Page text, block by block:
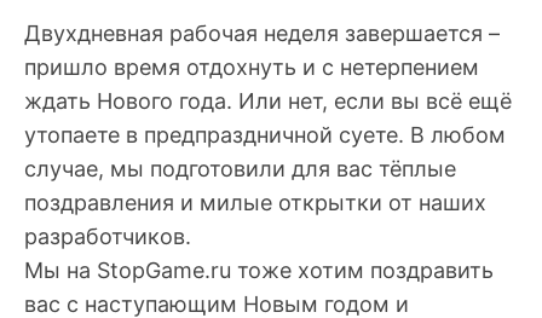
Двухдневная рабочая неделя завершается –
пришло время отдохнуть и с нетерпением
ждать Нового года. Или нет, если вы всё ещё
утопаете в предпраздничной суете. В любом
случае, мы подготовили для вас тёплые
поздравления и милые открытки от наших
разработчиков.
Мы на StopGame.ru тоже хотим поздравить
вас с наступающим Новым годом и